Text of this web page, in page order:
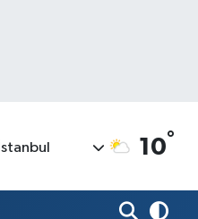
İstanbul 10°